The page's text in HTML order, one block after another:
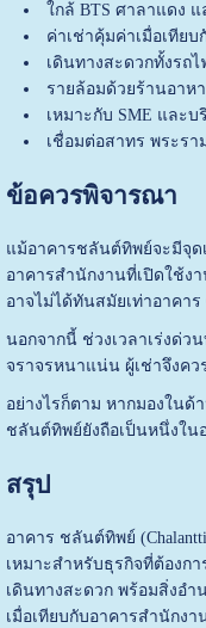
ใกล้ BTS ศาลาแดง แ
ค่าเช่าคุ้มค่าเมื่อเทียบ
เดินทางสะดวกทั้งรถ
รายล้อมด้วยร้านอาห
เหมาะกับ SME และ
เชื่อมต่อสาทร พระรา
ข้อควรพิจารณา
แม้อาคารชลันต์ทิพย์จะมีจุด
อาคารสำนักงานที่เปิดใช้ง
อาจไม่ได้ทันสมัยเท่าอาคาร
นอกจากนี้ ช่วงเวลาเร่งด่
จราจรหนาแน่น ผู้เช่าจึงคว
อย่างไรก็ตาม หากมองในด้
ชลันต์ทิพย์ยังถือเป็นหนึ่งใ
สรุป
อาคาร ชลันต์ทิพย์
เหมาะสำหรับธุรกิจที่ต้องก
เดินทางสะดวก พร้อมสิ่งอ
เมื่อเทียบกับอาคารสำนักงา